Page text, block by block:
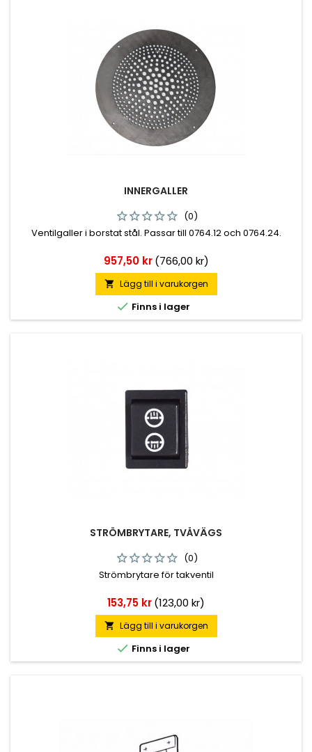
INNERGALLER
(0)
Ventilgaller i borstat stål. Passar till 0764.12 och 0764.24.
Pris
957,50 kr (766,00 kr)
 Lägg till i varukorgen
 Finns i lager
STRÖMBRYTARE, TVÅVÄGS
(0)
Strömbrytare för takventil
Pris
153,75 kr(123,00 kr)
 Lägg till i varukorgen
 Finns i lager